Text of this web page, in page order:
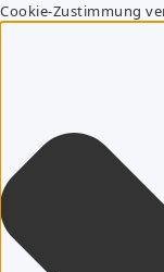
Cookie-Zustimmung